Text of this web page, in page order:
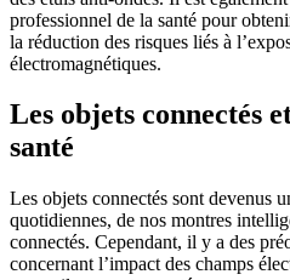
professionnel de la santé pour
la réduction des risques liés à
électromagnétiques.
Les objets connectés
santé
Les objets connectés sont devenus
quotidiennes, de nos montres
connectés. Cependant, il y a des
concernant l’impact des champs